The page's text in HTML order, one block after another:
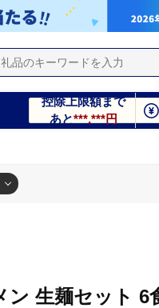
控除上限額まで
あと***,***円
ン 生麺セット 6